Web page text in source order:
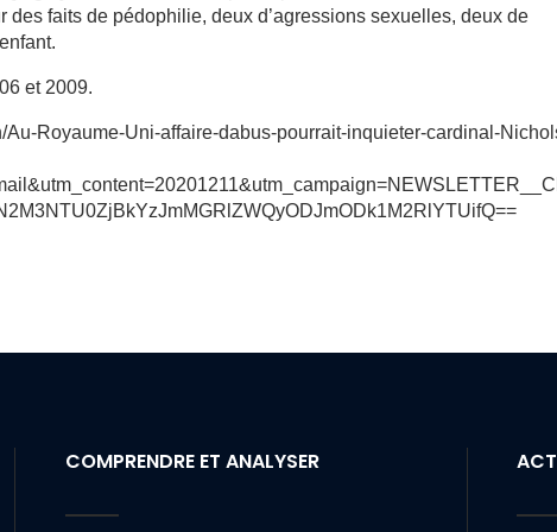
des faits de pédophilie, deux d’agressions sexuelles, deux de
et 2009.
Royaume-Uni-affaire-dabus-pourrait-inquieter-cardinal-
COMPRENDRE ET ANALYSER